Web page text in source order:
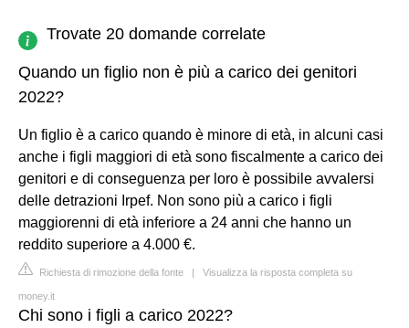
Trovate 20 domande correlate
Quando un figlio non è più a carico dei genitori
2022?
Un figlio è a carico quando è minore di età, in alcuni casi
anche i figli maggiori di età sono fiscalmente a carico dei
genitori e di conseguenza per loro è possibile avvalersi
delle detrazioni Irpef. Non sono più a carico i figli
maggiorenni di età inferiore a 24 anni che hanno un
reddito superiore a 4.000 €.
Richiesta di rimozione della fonte | Visualizza la risposta completa su
money.it
Chi sono i figli a carico 2022?